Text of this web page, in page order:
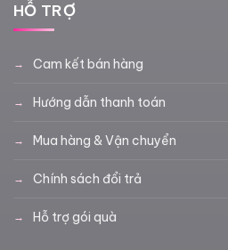
HỖ TRỢ
Cam kết bán hàng
Hướng dẫn thanh toán
Mua hàng & Vận chuyển
Chính sách đổi trả
Hỗ trợ gói quà